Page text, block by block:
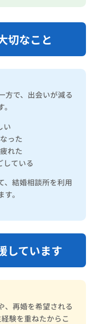
切なこと
方で、出会いが減る
い
った
れた
している
、結婚相談所を利用
。
しています
、再婚を希望される
験を重ねたからこ